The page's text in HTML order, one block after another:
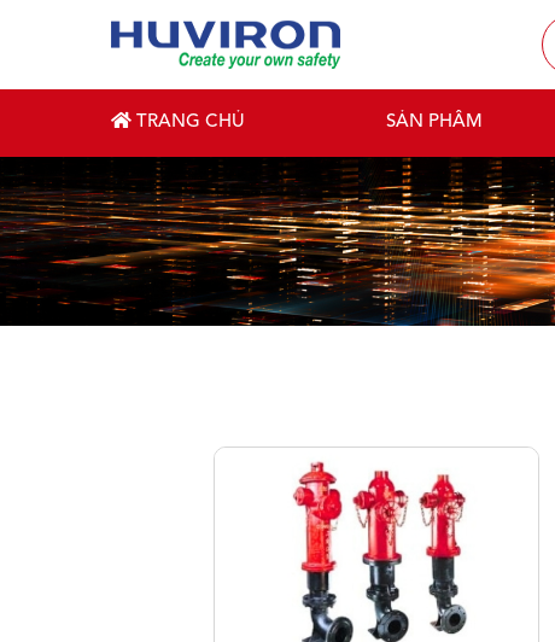
TRANG CHỦ SẢN PHẨM